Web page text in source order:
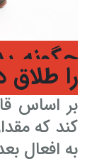
چگونه
را
بر اساس
کند که
به افعال